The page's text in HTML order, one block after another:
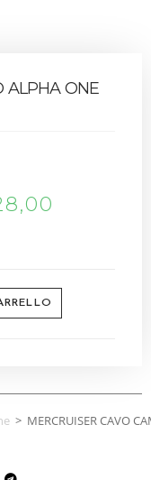
ALPHA ONE
> MERCRUISER CAVO